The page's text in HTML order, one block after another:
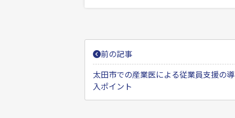
投
稿
ナ
ビ
前の記事
太田市での産業医による従業員支援の導
入ポイント